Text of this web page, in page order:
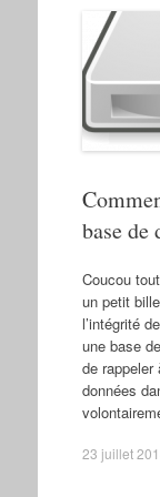
base de
Coucou
un petit
l’intégrité
une base
de rappeler
données
23 juillet